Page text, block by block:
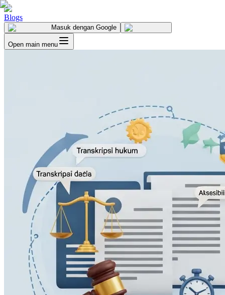
Blogs
Masuk dengan Google
Open main menu